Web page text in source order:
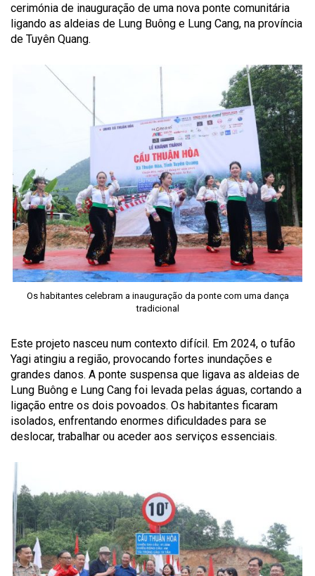
cerimónia de inauguração de uma nova ponte comunitária
ligando as aldeias de Lung Buông e Lung Cang, na província
de Tuyên Quang.
Os habitantes celebram a inauguração da ponte com uma dança
tradicional
Este projeto nasceu num contexto difícil. Em 2024, o tufão
Yagi atingiu a região, provocando fortes inundações e
grandes danos. A ponte suspensa que ligava as aldeias de
Lung Buông e Lung Cang foi levada pelas águas, cortando a
ligação entre os dois povoados. Os habitantes ficaram
isolados, enfrentando enormes dificuldades para se
deslocar, trabalhar ou aceder aos serviços essenciais.